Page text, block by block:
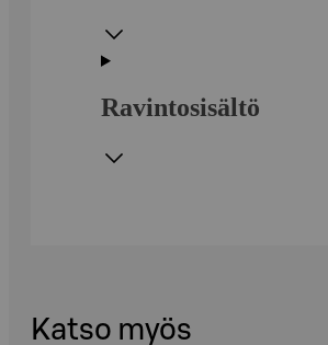
Ravintosisältö
Katso myös